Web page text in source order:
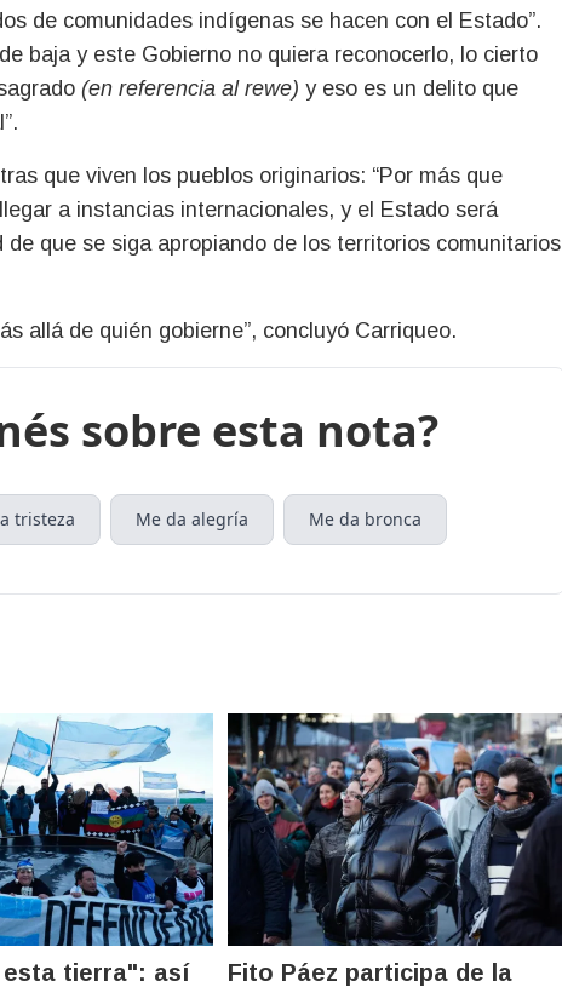
de comunidades indígenas se hacen con el Estado”.
baja y este Gobierno no quiera reconocerlo, lo cierto
(en referencia al rewe) y eso es un delito que
que viven los pueblos originarios: “Por más que
a instancias internacionales, y el Estado será
que se siga apropiando de los territorios comunitarios
allá de quién gobierne”, concluyó Carriqueo.
sobre esta nota?
tristeza Me da alegría Me da bronca
tierra": así
Fito Páez participa de la